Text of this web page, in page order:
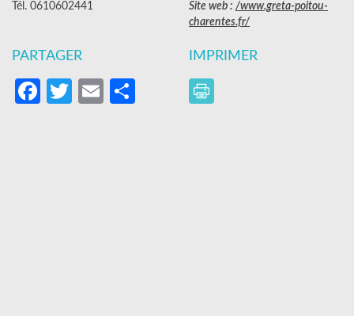
Tél. 0610602441
Site web : /www.greta-poitou-
charentes.fr/
PARTAGER
Facebook
Twitter
EmailPartager
IMPRIMER